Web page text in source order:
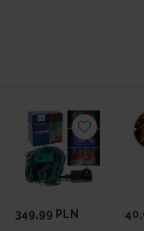
349,99 PLN